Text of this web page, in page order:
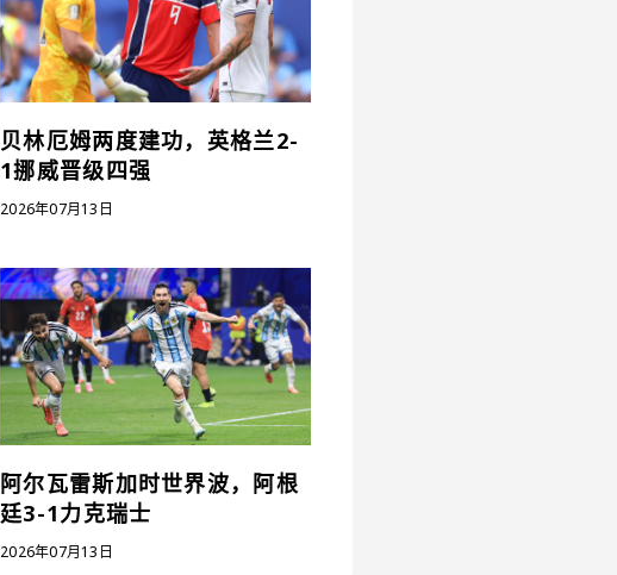
贝林厄姆两度建功，英格兰2-
1挪威晋级四强
2026年07月13日
阿尔瓦雷斯加时世界波，阿根
廷3-1力克瑞士
2026年07月13日